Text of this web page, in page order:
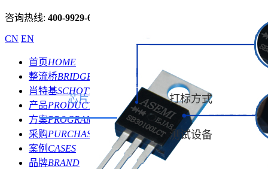
咨询热线: 400-9929-667
CN EN
首页HOME
整流桥BRIDGE
肖特基SCHOTTKY
产品PRODUCT
方案PROGRAM
采购PURCHASE
案例 CASES
品牌BRAND
芯片 打标方式
测试设备